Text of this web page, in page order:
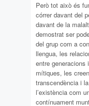
Però tot això és
córrer davant del
davant de la
demostrat ser
del grup com a
llengua, les
entre generacions
mítiques, les
transcendència i
l’existència com
contínuament